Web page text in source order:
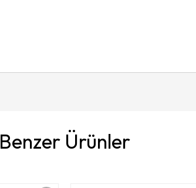
Benzer Ürünler